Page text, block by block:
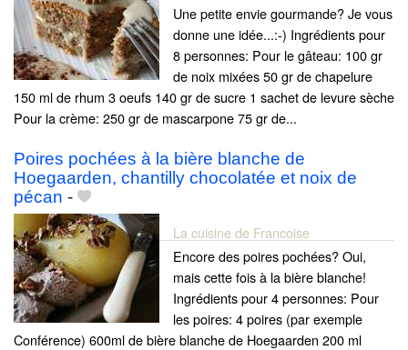
Une petite envie gourmande? Je vous
donne une idée...:-) Ingrédients pour
8 personnes: Pour le gâteau: 100 gr
de noix mixées 50 gr de chapelure
150 ml de rhum 3 oeufs 140 gr de sucre 1 sachet de levure sèche
Pour la crème: 250 gr de mascarpone 75 gr de...
Poires pochées à la bière blanche de
Hoegaarden, chantilly chocolatée et noix de
pécan -
La cuisine de Francoise
Encore des poires pochées? Oui,
mais cette fois à la bière blanche!
Ingrédients pour 4 personnes: Pour
les poires: 4 poires (par exemple
Conférence) 600ml de bière blanche de Hoegaarden 200 ml